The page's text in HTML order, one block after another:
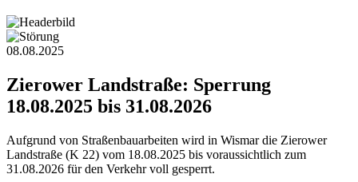
08.08.2025
Zierower Landstraße: Sperrung
18.08.2025 bis 31.08.2026
Aufgrund von Straßenbauarbeiten wird in Wismar die Zierower
Landstraße (K 22) vom 18.08.2025 bis voraussichtlich zum
31.08.2026 für den Verkehr voll gesperrt.